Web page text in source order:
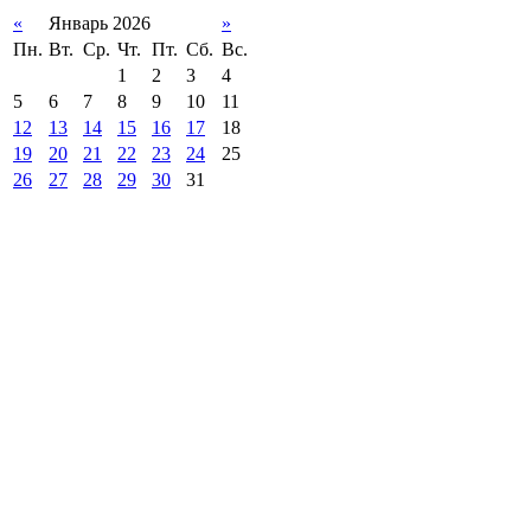
« Январь 2026
»
Пн. Вт. Ср. Чт. Пт. Сб. Вс.
1
2 3
4
5
6 7 8 9 10
11
12
13 14 15 16 17
18
19
20 21 22 23 24
25
26
27 28 29 30 31